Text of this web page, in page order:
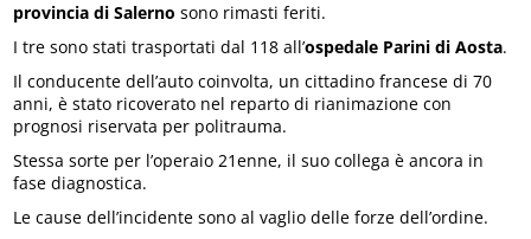
provincia di Salerno sono rimasti feriti.
I tre sono stati trasportati dal 118 all’ospedale Parini di Aosta.
Il conducente dell’auto coinvolta, un cittadino francese di 70
anni, è stato ricoverato nel reparto di rianimazione con
prognosi riservata per politrauma.
Stessa sorte per l’operaio 21enne, il suo collega è ancora in
fase diagnostica.
Le cause dell’incidente sono al vaglio delle forze dell’ordine.